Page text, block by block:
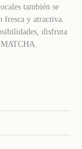
también se
fresca y atractiva.
disfruta
MATCHA.